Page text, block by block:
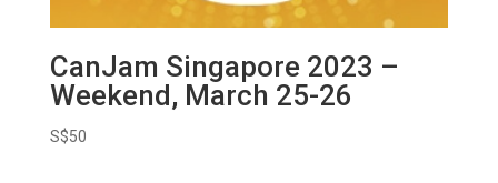
CanJam Singapore 2023 –
Weekend, March 25-26
S$50